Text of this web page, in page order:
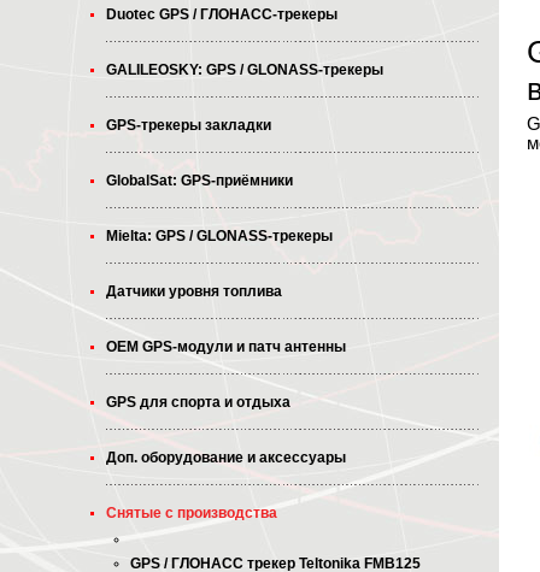
Duotec GPS / ГЛОНАСС-трекеры
GALILEOSKY: GPS / GLONASS-трекеры
GPS-трекеры закладки
GlobalSat: GPS-приёмники
Mielta: GPS / GLONASS-трекеры
Датчики уровня топлива
OEM GPS-модули и патч антенны
GPS для спорта и отдыха
Доп. оборудование и аксессуары
Снятые с производства
GPS / ГЛОНАСС трекер Teltonika FMB125